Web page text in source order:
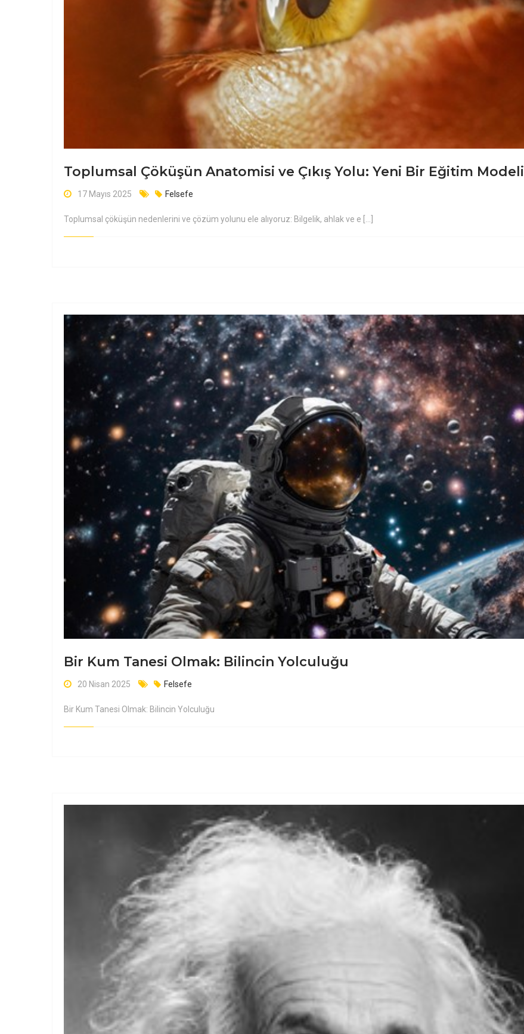
Toplumsal Çöküşün Anatomisi ve Çıkış Yolu: Yeni Bir Eğitim Modeli
17 Mayıs 2025 Felsefe
Toplumsal çöküşün nedenlerini ve çözüm yolunu ele alıyoruz: Bilgelik, ahlak ve e [...]
Bir Kum Tanesi Olmak: Bilincin Yolculuğu
20 Nisan 2025 Felsefe
Bir Kum Tanesi Olmak: Bilincin Yolculuğu